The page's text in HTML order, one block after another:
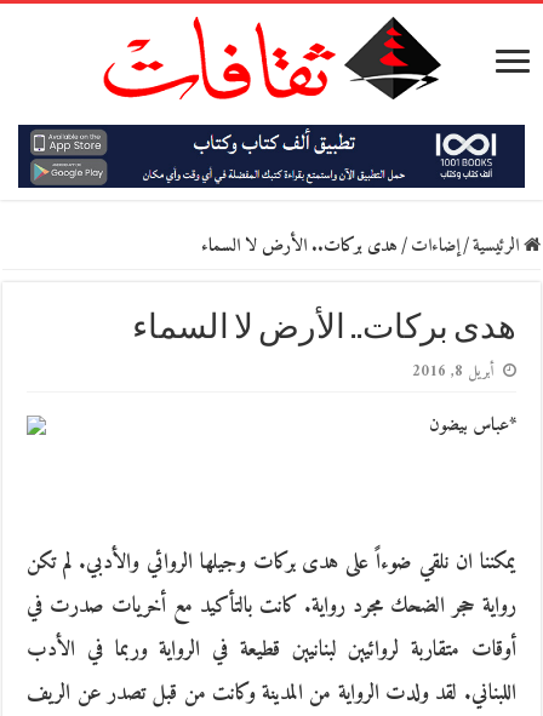
الرئيسية/إضاءات/هدى بركات.. الأرض لا السماء
هدى بركات.. الأرض لا السماء
أبريل 8, 2016
*عباس بيضون
يمكننا ان نلقي ضوءاً على هدى بركات وجيلها الروائي والأدبي. لم تكن
رواية حجر الضحك مجرد رواية. كانت بالتأكيد مع أخريات صدرت في
أوقات متقاربة لروائيين لبنانيين قطيعة في الرواية وربما في الأدب
اللبناني. لقد ولدت الرواية من المدينة وكانت من قبل تصدر عن الريف